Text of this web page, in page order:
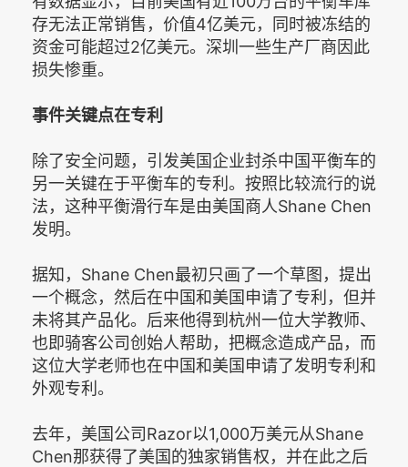
存无法正常销售，价值4亿美元，同时被冻结的
资金可能超过2亿美元。深圳一些生产厂商因此
损失惨重。
事件关键点在专利
除了安全问题，引发美国企业封杀中国平衡车的
另一关键在于平衡车的专利。按照比较流行的说
法，这种平衡滑行车是由美国商人Shane Chen
发明。
据知，Shane Chen最初只画了一个草图，提出
一个概念，然后在中国和美国申请了专利，但并
未将其产品化。后来他得到杭州一位大学教师、
也即骑客公司创始人帮助，把概念造成产品，而
这位大学老师也在中国和美国申请了发明专利和
外观专利。
去年，美国公司Razor以1,000万美元从Shane
Chen那获得了美国的独家销售权，并在此之后